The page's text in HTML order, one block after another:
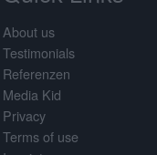
About us
Testimonials
Referenzen
Media Kid
Privacy
Terms of use